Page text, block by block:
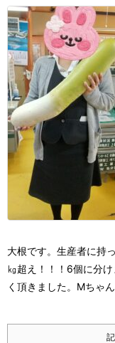
大根です。 生産者に持
㎏超え！！！ 6個に分け
く頂きました。 Mちゃ